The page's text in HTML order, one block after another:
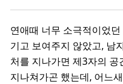
연애때 너무 소극적이었
기고 보여주지 않았고, 남
처를 지나가면 제3자의
지나쳐가곤 했는데, 어느